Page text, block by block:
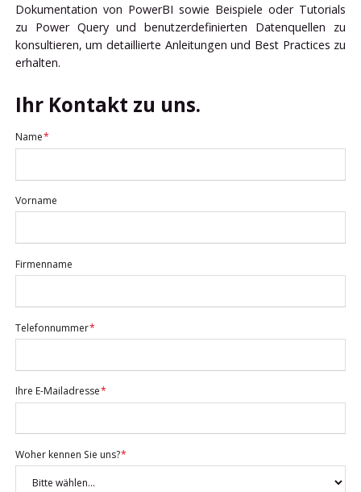
Dokumentation von PowerBI sowie Beispiele oder Tutorials
zu Power Query und benutzerdefinierten Datenquellen zu
konsultieren, um detaillierte Anleitungen und Best Practices zu
erhalten.
Ihr Kontakt zu uns.
Pflichtfeld
Name*
Vorname
Firmenname
Pflichtfeld
Telefonnummer*
Pflichtfeld
Ihre E-Mailadresse*
Pflichtfeld
Woher kennen Sie uns?*